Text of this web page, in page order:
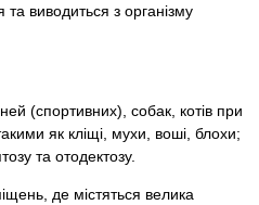
та виводиться з організму
(спортивних), собак, котів при
як кліщі, мухи, воші, блохи;
та отодектозу.
де містяться велика